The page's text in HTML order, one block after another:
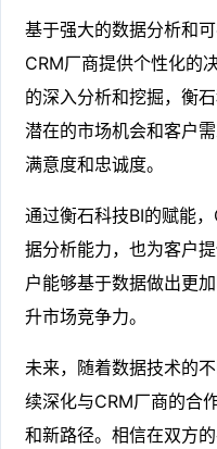
基于强大的数据分析和
CRM厂商提供个性化的
的深入分析和挖掘，衡
潜在的市场机会和客户
满意度和忠诚度。
通过衡石科技BI的赋能
据分析能力，也为客户
户能够基于数据做出更
升市场竞争力。
未来，随着数据技术的
续深化与CRM厂商的合
和新路径。相信在双方